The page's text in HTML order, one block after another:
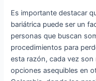
Es importante destacar
bariátrica puede ser un
personas que buscan
procedimientos para
esta razón, cada vez
opciones asequibles en